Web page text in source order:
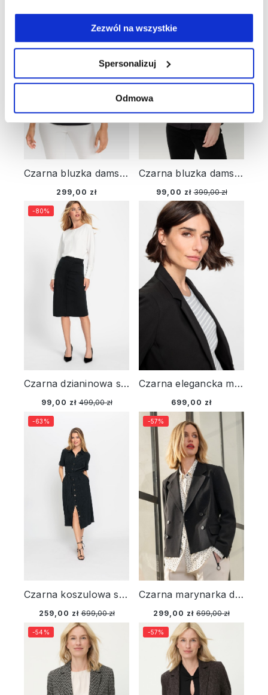
Zezwól na wszystkie
Spersonalizuj
Odmowa
Czarna bluzka damska Edda - Basic
299,00 zł
Czarna bluzka damska Edda z kopertowym dekoltem – Liaison en Vogue
99,00 zł 399,00 zł
Czarna dzianinowa spódnica - Tres Chic
99,00 zł 499,00 zł
-80%
Czarna elegancka marynarka damska - Basic
699,00 zł
Czarna koszulowa sukienka z paskiem – Urban Jungle
259,00 zł 699,00 zł
-63%
Czarna marynarka damska o krótszym kroju - Urban Lights
299,00 zł 699,00 zł
-57%
-54% -57%